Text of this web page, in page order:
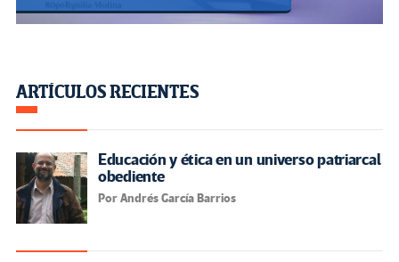
ARTÍCULOS RECIENTES
Educación y ética en un universo patriarcal
obediente
Por Andrés García Barrios